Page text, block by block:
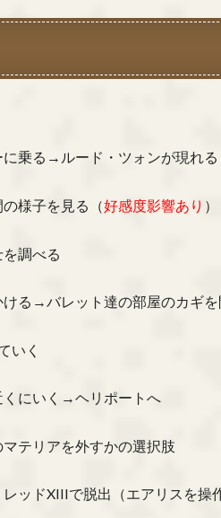
に乗る→ルード・ツォンが現れ
様子を見る（好感度影響あり ）
調べる
ける→バレット達の部屋のカギを
いく
くにいく→ヘリポートへ
テリアを外すかの選択肢
ッドXIIIで脱出（エアリスを操